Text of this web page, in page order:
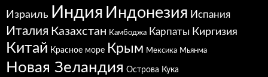
Израиль Индия Индонезия Испания
Италия Казахстан Камбоджа Карпаты Киргизия
Китай Красное море Крым Мексика Мьянма
Новая Зеландия Острова Кука